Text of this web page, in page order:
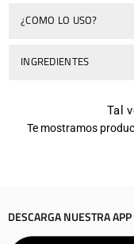
¿COMO LO USO?
INGREDIENTES
Tal
Te mostramos
DESCARGA NUESTRA APP